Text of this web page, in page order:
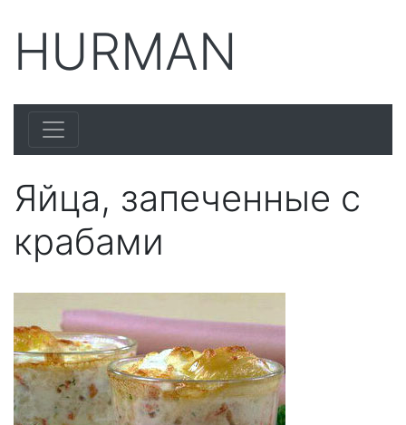
HURMAN
Яйца, запеченные с
крабами